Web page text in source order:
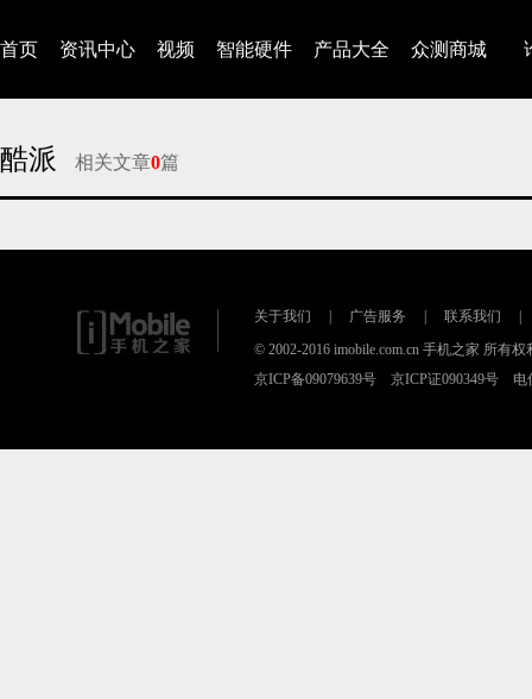
首页 资讯中心 视频 智能硬件 产品大全 众测商城
酷派 相关文章0篇
关于我们 广告服务 联系我们
© 2002-2016 imobile.com.cn 手机之家 所有权
京ICP备09079639号 京ICP证090349号 电